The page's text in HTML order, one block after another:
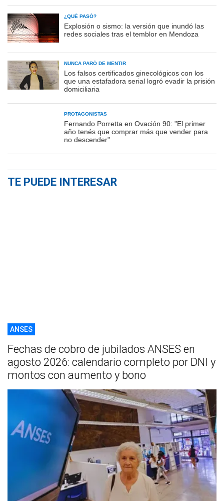
¿QUÉ PASÓ?
Explosión o sismo: la versión que inundó las
redes sociales tras el temblor en Mendoza
NUNCA PARÓ DE MENTIR
Los falsos certificados ginecológicos con los
que una estafadora serial logró evadir la prisión
domiciliaria
PROTAGONISTAS
Fernando Porretta en Ovación 90: "El primer
año tenés que comprar más que vender para
no descender"
TE PUEDE INTERESAR
ANSES
Fechas de cobro de jubilados ANSES en
agosto 2026: calendario completo por DNI y
montos con aumento y bono